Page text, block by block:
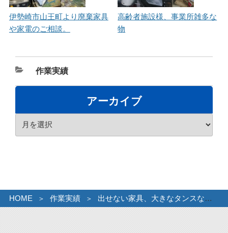
伊勢崎市山王町より廃棄家具
や家電のご相談。
高齢者施設様、事業所雑多な
物
カ
テ
ー
作業実績
アーカイブ
HOME 作業実績 出せない家具、大きなタンスなど頼んだ件。